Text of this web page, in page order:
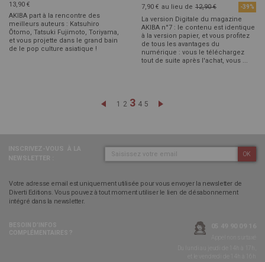
13,90 €
AKIBA part à la rencontre des
meilleurs auteurs : Katsuhiro
Ōtomo, Tatsuki Fujimoto, Toriyama,
et vous projette dans le grand bain
de le pop culture asiatique !
7,90 € au lieu de 12,90 € -39%
La version Digitale du magazine
AKIBA n°7 : le contenu est identique
à la version papier, et vous profitez
de tous les avantages du
numérique : vous le téléchargez
tout de suite après l'achat, vous ...
Page
Précédent
Page
1 Page
2 Vous lisez actuellement la
3 Page
4 Page
5 Page
Suivant
OK
Votre adresse email est uniquement utilisée pour vous envoyer la newsletter de
Diverti Editions. Vous pouvez à tout moment utiliser le lien de désabonnement
intégré dans la newsletter.